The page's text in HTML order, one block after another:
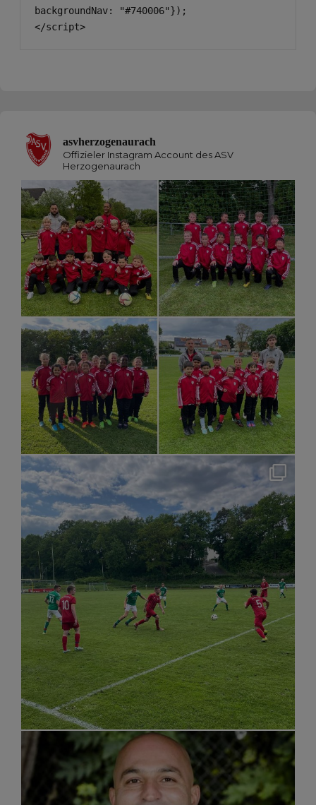
backgroundNav: "#740006"});
</script>
asvherzogenaurach
Offizieler Instagram Account des ASV
Herzogenaurach